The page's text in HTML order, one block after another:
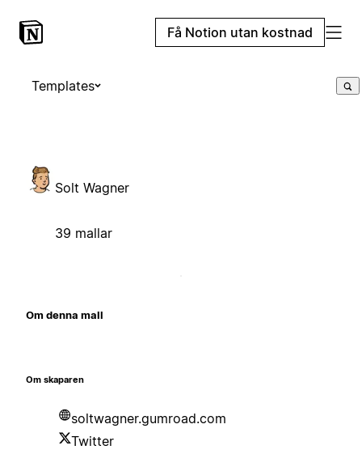
Få Notion utan kostnad
Templates
Solt Wagner
39 mallar
Om denna mall
Om skaparen
soltwagner.gumroad.com
Twitter